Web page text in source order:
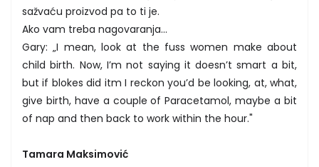
sažvaću proizvod pa to ti je.
Ako vam treba nagovaranja...
Gary: „I mean, look at the fuss women make about
child birth. Now, I’m not saying it doesn’t smart a bit,
but if blokes did itm I reckon you’d be looking, at, what,
give birth, have a couple of Paracetamol, maybe a bit
of nap and then back to work within the hour."
Tamara Maksimović